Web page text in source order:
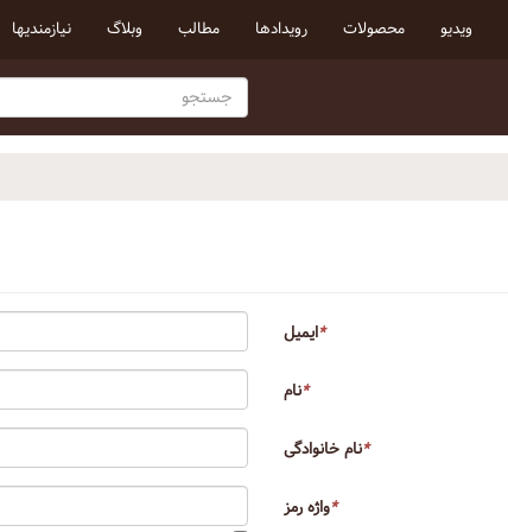
ویدیو محصولات رویداد‌ها مطالب وبلاگ نیازمندیها
*ایمیل
*نام
*نام خانوادگی
*واژه رمز